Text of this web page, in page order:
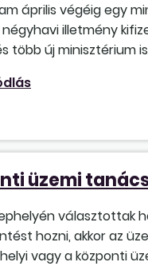
április végéig egy
illetmény
több új minisztérium
üzemi
választottak
hozni, akkor az
vagy a központi